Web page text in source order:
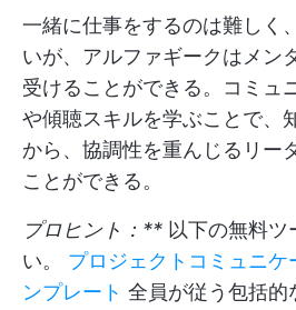
一緒に仕事をするのは難しく
いが、アルファギークはメン
受けることができる。コミュ
や傾聴スキルを学ぶことで、
から、協調性を重んじるリー
ことができる。
プロヒント：** 以下の無料ツ
い。 プロジェクトコミュニ
ンプレート 全員が従う包括的